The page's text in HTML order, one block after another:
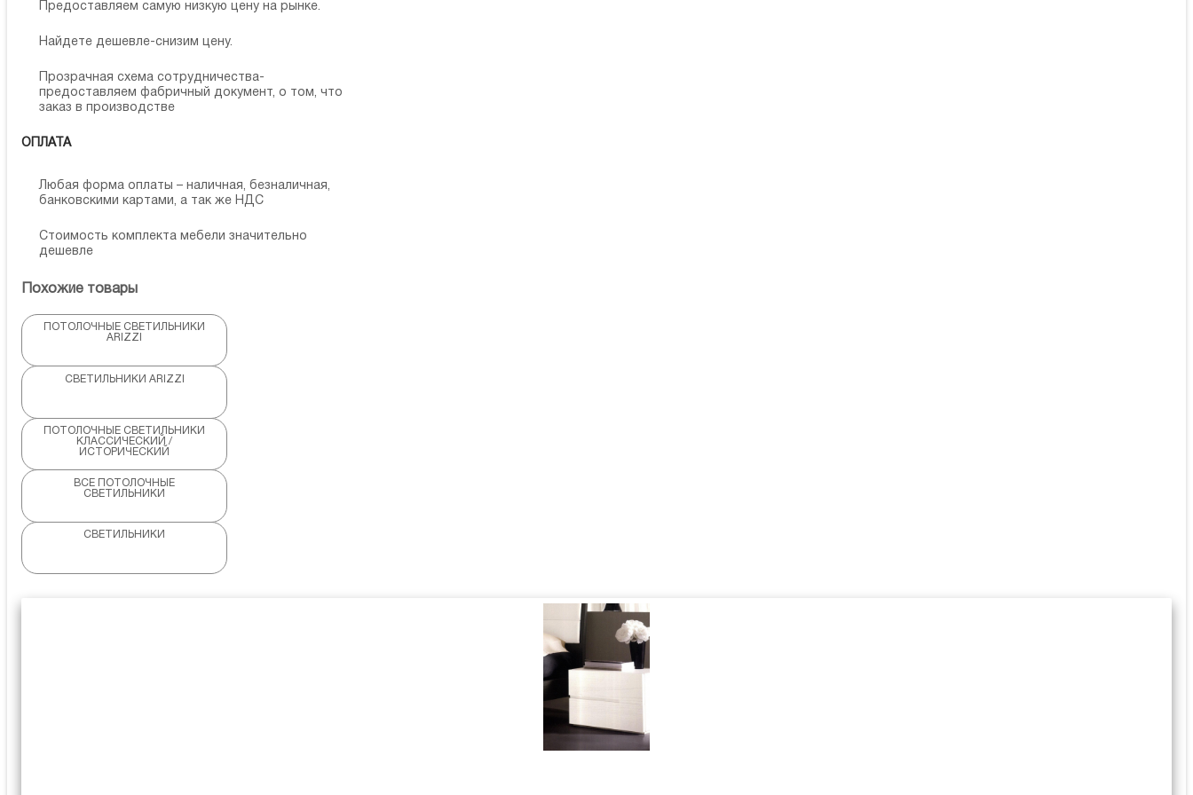
Предоставляем самую низкую цену на рынке.
Найдете дешевле-снизим цену.
Прозрачная схема сотрудничества-
предоставляем фабричный документ, о том, что
заказ в производстве
ОПЛАТА
Любая форма оплаты – наличная, безналичная,
банковскими картами, а так же НДС
Стоимость комплекта мебели значительно
дешевле
Похожие товары
ПОТОЛОЧНЫЕ СВЕТИЛЬНИКИ
ARIZZI
СВЕТИЛЬНИКИ ARIZZI
ПОТОЛОЧНЫЕ СВЕТИЛЬНИКИ
КЛАССИЧЕСКИЙ /
ИСТОРИЧЕСКИЙ
ВСЕ ПОТОЛОЧНЫЕ
СВЕТИЛЬНИКИ
СВЕТИЛЬНИКИ